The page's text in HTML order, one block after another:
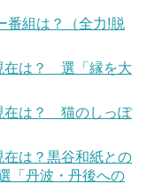
番組は？（全力!脱
在は？ 選「縁を大
在は？ 猫のしっぽ
は？黒谷和紙との
「丹波・丹後への